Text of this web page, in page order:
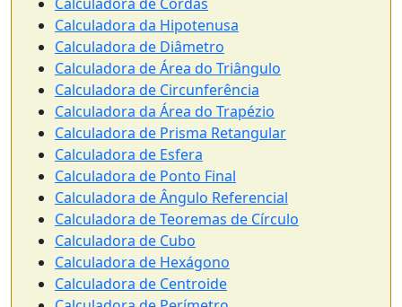
Calculadora de Cordas
Calculadora da Hipotenusa
Calculadora de Diâmetro
Calculadora de Área do Triângulo
Calculadora de Circunferência
Calculadora da Área do Trapézio
Calculadora de Prisma Retangular
Calculadora de Esfera
Calculadora de Ponto Final
Calculadora de Ângulo Referencial
Calculadora de Teoremas de Círculo
Calculadora de Cubo
Calculadora de Hexágono
Calculadora de Centroide